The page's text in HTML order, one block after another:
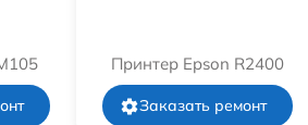
Принтер Epson R2400
Заказать ремонт